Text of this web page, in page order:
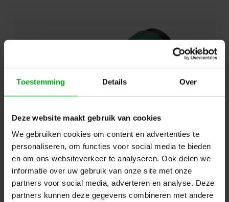
Toestemming Details Over
Deze website maakt gebruik van cookies
We gebruiken cookies om content en advertenties te
personaliseren, om functies voor social media te bieden
en om ons websiteverkeer te analyseren. Ook delen we
informatie over uw gebruik van onze site met onze
partners voor social media, adverteren en analyse. Deze
partners kunnen deze gegevens combineren met andere
Neutrik | NL4FXX-W-S | speakON 4-polig steker XX tule
groen kd= 6-12mm
Neutrik |NL4FXX-W-S
Direct leverbaar
Login voor prijzen